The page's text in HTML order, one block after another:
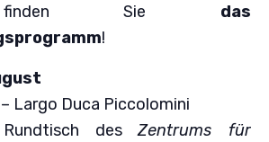
finden Sie das
!
Largo Duca Piccolomini
Rundtisch desZentrums für